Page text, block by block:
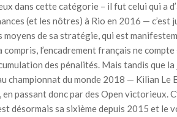
dans cette catégorie – il fut celui qui a
(et les nôtres) à Rio en 2016 — c’est
de sa stratégie, qui est
l’encadrement français ne
des pénalités. Mais tandis que
championnat du monde 2018 — Kilian Le
passant donc par des Open victorieux.
désormais sa sixième depuis 2015 et le